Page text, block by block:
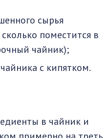
сырья
поместится в
чайник);
с кипятком.
в чайник и